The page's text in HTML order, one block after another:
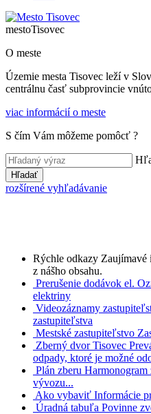
mestoTisovec
O meste
Územie mesta Tisovec leží v
centrálnu časť subprovincie
viac informácií o meste
S čím Vám môžeme pomôcť ?
Hľadať
rozšírené vyhľadávanie
Rýchle odkazy Zaujímavé
z nášho obsahu.
Prerušenie dodávok el.
elektriny
Videozáznamy
zastupiteľstva
Mestské zastupiteľstvo
Zberný dvor Tisovec
odpady, ktoré je možné
Plán zberu Harmonogram
vývozu...
Ako vybaviť Informácie
Úradná tabuľa Povinne